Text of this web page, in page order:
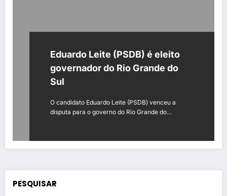
Eduardo Leite (PSDB) é eleito
governador do Rio Grande do
Sul
O candidato Eduardo Leite (PSDB) venceu a
disputa para o governo do Rio Grande do…
PESQUISAR